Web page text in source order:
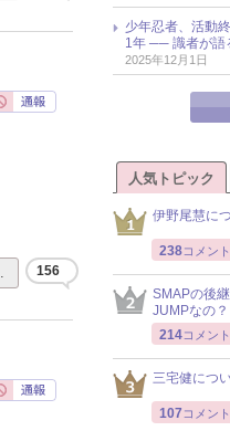
156
少年忍者、活動
1年 ── 識者が語
2025年12月1日
人気トピック
伊野尾慧に
238コメント
SMAPの後
JUMPなの？
214コメント
三宅健につ
107 コメント